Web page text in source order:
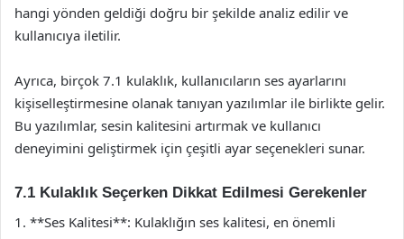
hangi yönden geldiği doğru bir şekilde analiz edilir ve
kullanıcıya iletilir.
Ayrıca, birçok 7.1 kulaklık, kullanıcıların ses ayarlarını
kişiselleştirmesine olanak tanıyan yazılımlar ile birlikte gelir.
Bu yazılımlar, sesin kalitesini artırmak ve kullanıcı
deneyimini geliştirmek için çeşitli ayar seçenekleri sunar.
7.1 Kulaklık Seçerken Dikkat Edilmesi Gerekenler
1. **Ses Kalitesi**: Kulaklığın ses kalitesi, en önemli